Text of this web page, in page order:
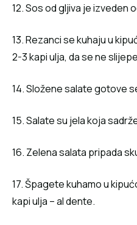
12. Sos od gljiva je izveden
13. Rezanci se kuhaju u
2-3 kapi ulja, da se ne
14. Složene salate gotove
15. Salate su jela koja
16. Zelena salata pripada
17. Špagete kuhamo u
kapi ulja – al dente.